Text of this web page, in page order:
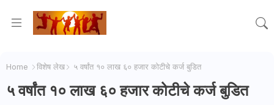
Home विशेष लेख ५ वर्षांत १० लाख ६० हजार कोटीचे कर्ज बुडित
५ वर्षांत १० लाख ६० हजार कोटीचे कर्ज बुडित